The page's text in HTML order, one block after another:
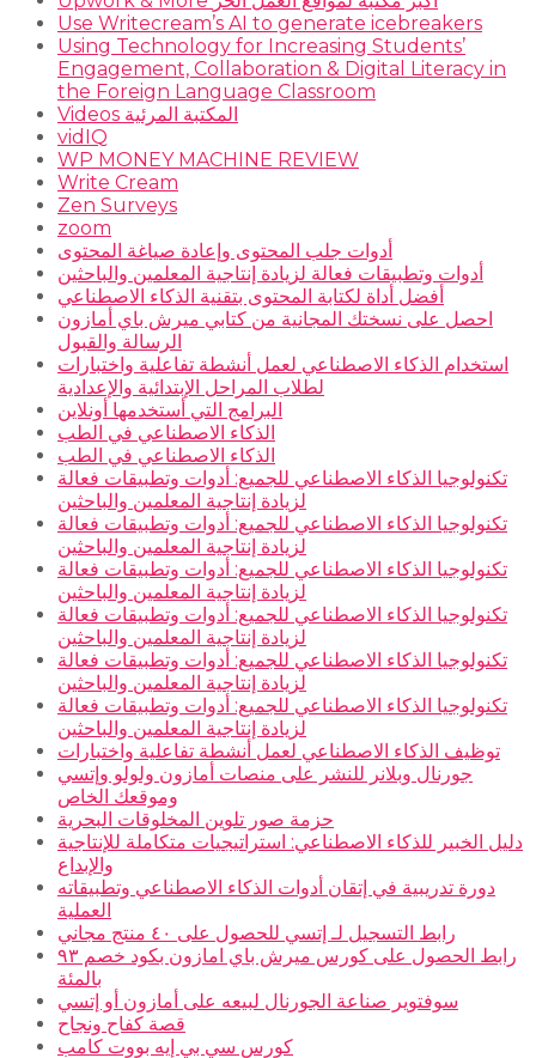
Use Writecream’s AI to generate icebreakers
Using Technology for Increasing Students’
Engagement, Collaboration & Digital Literacy in
the Foreign Language Classroom
Videos المكتبة المرئية
vidIQ
WP MONEY MACHINE REVIEW
Write Cream
Zen Surveys
zoom
أدوات جلب المحتوى وإعادة صياغة المحتوى
أدوات وتطبيقات فعالة لزيادة إنتاجية المعلمين والباحثين
أفضل أداة لكتابة المحتوى بتقنية الذكاء الاصطناعي
احصل على نسختك المجانية من كتابي ميرش باي أمازون
الرسالة والقبول
استخدام الذكاء الاصطناعي لعمل أنشطة تفاعلية واختبارات
لطلاب المراحل الإبتدائية والإعدادية
البرامج التي أستخدمها أونلاين
الذكاء الاصطناعي في الطب
الذكاء الاصطناعي في الطب
تكنولوجيا الذكاء الاصطناعي للجميع: أدوات وتطبيقات فعالة
لزيادة إنتاجية المعلمين والباحثين
تكنولوجيا الذكاء الاصطناعي للجميع: أدوات وتطبيقات فعالة
لزيادة إنتاجية المعلمين والباحثين
تكنولوجيا الذكاء الاصطناعي للجميع: أدوات وتطبيقات فعالة
لزيادة إنتاجية المعلمين والباحثين
تكنولوجيا الذكاء الاصطناعي للجميع: أدوات وتطبيقات فعالة
لزيادة إنتاجية المعلمين والباحثين
تكنولوجيا الذكاء الاصطناعي للجميع: أدوات وتطبيقات فعالة
لزيادة إنتاجية المعلمين والباحثين
تكنولوجيا الذكاء الاصطناعي للجميع: أدوات وتطبيقات فعالة
لزيادة إنتاجية المعلمين والباحثين
توظيف الذكاء الاصطناعي لعمل أنشطة تفاعلية واختبارات
جورنال وبلانر للنشر على منصات أمازون ولولو وإتسي
وموقعك الخاص
حزمة صور تلوين المخلوقات البحرية
دليل الخبير للذكاء الاصطناعي: استراتيجيات متكاملة للإنتاجية
والإبداع
دورة تدريبية في إتقان أدوات الذكاء الاصطناعي وتطبيقاته
العملية
رابط التسجيل لـ إتسي للحصول على ٤٠ منتج مجاني
رابط الحصول على كورس ميرش باي امازون بكود خصم ٩٣
بالمئة
سوفتوير صناعة الجورنال لبيعه على أمازون أو إتسي
قصة كفاح ونجاح
كورس سي بي إيه بووت كامب